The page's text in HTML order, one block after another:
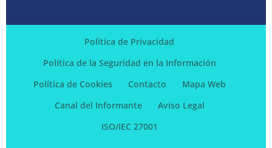
Política de Privacidad
Política de la Seguridad en la Información
Política de Cookies
Contacto
Mapa Web
Canal del Informante
Aviso Legal
ISO/IEC 27001